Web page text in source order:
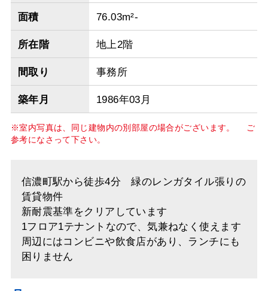
面積 76.03m²-
所在階 地上2階
間取り 事務所
築年月 1986年03月
※室内写真は、同じ建物内の別部屋の場合がございます。 ご
参考になさって下さい。
信濃町駅から徒歩4分 緑のレンガタイル張りの
賃貸物件
新耐震基準をクリアしています
1フロア1テナントなので、気兼ねなく使えます
周辺にはコンビニや飲食店があり、ランチにも
困りません